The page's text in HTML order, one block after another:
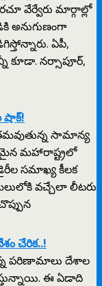
వేర్వేరు మార్గాల్లో
అనుగుణంగా
ఏపీ,
కూడా. నర్సాపూర్,
షాక్!
సామాన్య
మహారాష్ట్రలో
సమాఖ్య కీలక
వచ్చేలా లీటరు
చేరిక..!
పరిణామాలు దేశాల
ఈ ఏడాది